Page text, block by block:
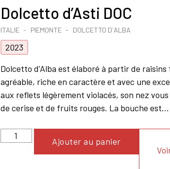
Dolcetto d’Asti DOC
ITALIE PIEMONTE DOLCETTO D´ALBA
2023
Dolcetto d'Alba est élaboré à partir de
agréable, riche en caractère et avec une
aux reflets légèrement violacés, son nez
de cerise et de fruits rouges. La bouche est...
Ajouter au panier